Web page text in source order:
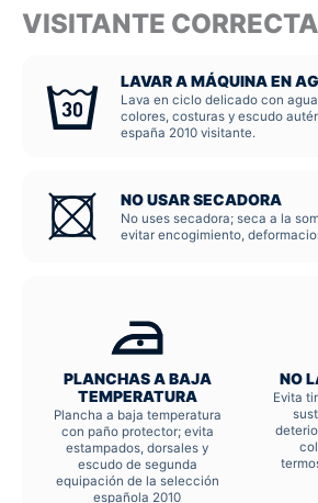
VISITANTE
LAVAR A MÁQUINA EN
Lava en ciclo delicado con
colores, costuras y escudo
españa 2010 visitante.
NO USAR SECADORA
No uses secadora; seca a la
evitar encogimiento,
PLANCHAS A BAJA
TEMPERATURA
Plancha a baja temperatura
con paño protector; evita
estampados, dorsales y
escudo de segunda
equipación de la selección
española 2010
NO
Evita